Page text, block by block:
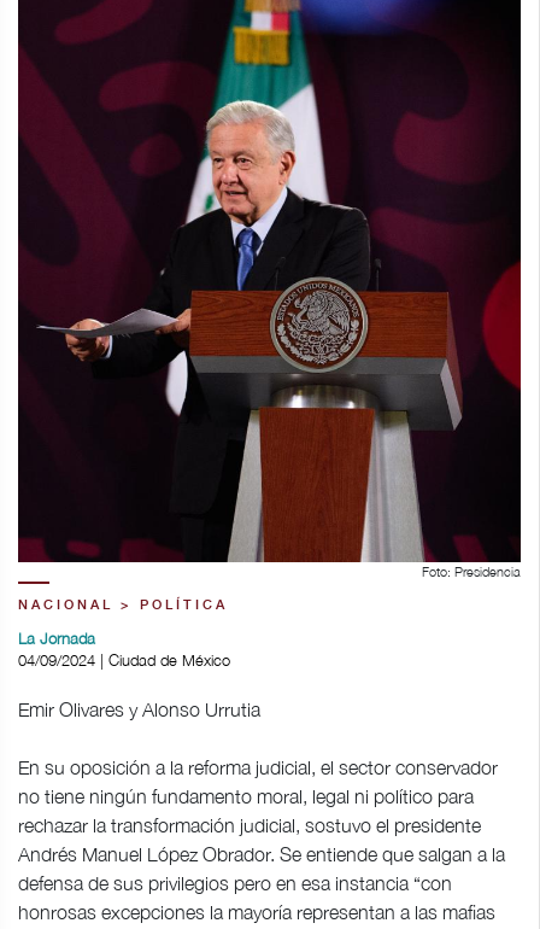
Foto: Presidencia
NACIONAL > POLÍTICA
La Jornada
04/09/2024 | Ciudad de México
Emir Olivares y Alonso Urrutia
En su oposición a la reforma judicial, el sector conservador
no tiene ningún fundamento moral, legal ni político para
rechazar la transformación judicial, sostuvo el presidente
Andrés Manuel López Obrador. Se entiende que salgan a la
defensa de sus privilegios pero en esa instancia “con
honrosas excepciones la mayoría representan a las mafias